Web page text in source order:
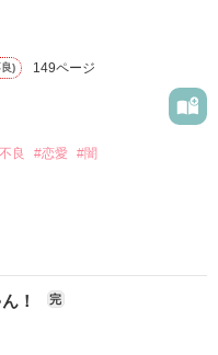
会長
？」
契約関係。
銀のしっぽを持つ
) 149ページ
良 #恋愛 #闇
！ 完